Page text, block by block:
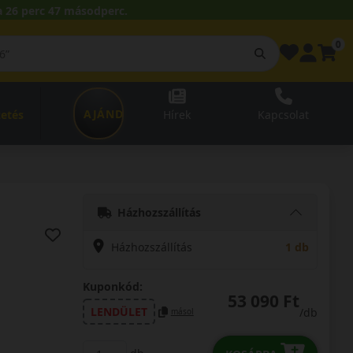
26 perc 46 másodperc.
AJÁNDÉKUTALVÁNY
Házhozszállítás
Házhozszállítás 1 db
Kuponkód:
LENDÜLET
másol 53 090 Ft
/db